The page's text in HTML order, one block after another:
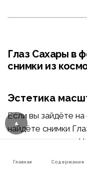
Глаз Сахары в
снимки из
Эстетика
Если вы зайдёте
найдёте снимки
несколько минут.
Главная Содержание